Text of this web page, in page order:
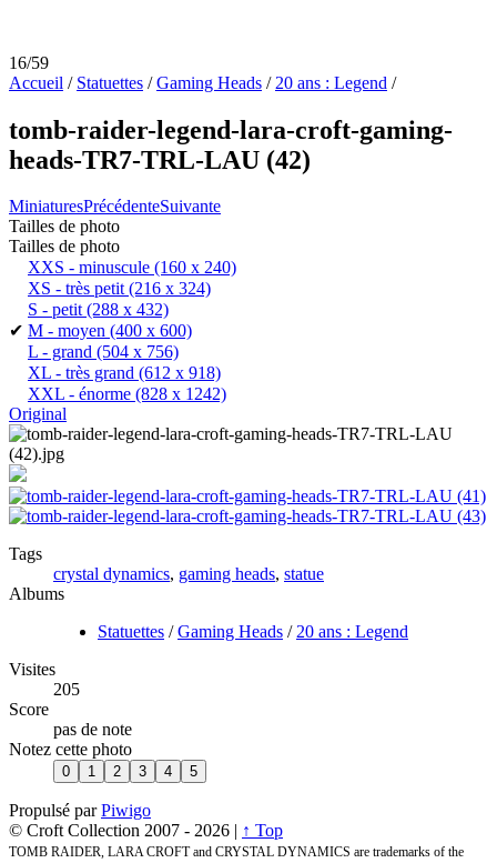
16/59
Accueil / Statuettes /Gaming Heads / 20 ans : Legend /
tomb-raider-legend-lara-croft-gaming-
heads-TR7-TRL-LAU (42)
MiniaturesPrécédenteSuivante
Tailles de photo
Tailles de photo
XXS - minuscule (160 x 240)
XS - très petit(216 x 324)
S - petit(288 x 432)
✔ M - moyen (400 x 600)
L - grand (504 x 756)
XL - très grand (612 x 918)
XXL - énorme (828 x 1242)
Original
Tags
crystal dynamics, gaming heads, statue
Albums
Statuettes /Gaming Heads /20 ans : Legend
Visites
205
Score
pas de note
Notez cette photo
Propulsé parPiwigo
© Croft Collection 2007 - 2026 | ↑ Top
TOMB RAIDER, LARA CROFT and CRYSTAL DYNAMICS are trademarks of the